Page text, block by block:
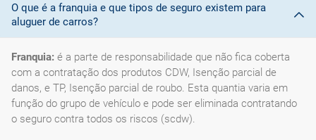
O que é a franquia e que tipos de seguro existem para
aluguer de carros?
Franquia: é a parte de responsabilidade que não fica coberta
com a contratação dos produtos CDW, Isenção parcial de
danos, e TP, Isenção parcial de roubo. Esta quantia varia em
função do grupo de vehículo e pode ser eliminada contratando
o seguro contra todos os riscos (scdw).